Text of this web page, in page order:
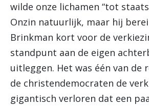
wilde onze lichamen “tot
Onzin natuurlijk, maar hij
Brinkman kort voor de
standpunt aan de eigen
uitleggen. Het was één van de
de christendemocraten de
gigantisch verloren dat een